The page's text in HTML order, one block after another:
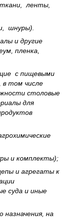
ленты,
шнуры).
и другие
пленка,
с пищевыми
в том числе
столовые
для
и комплекты);
и агрегаты к
суда и иные
назна­чения, на